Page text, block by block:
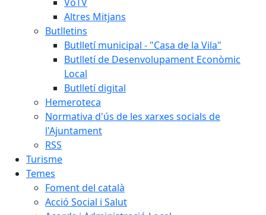
Altres Mitjans
Butlletins
Butlletí municipal - "Casa de la Vila"
Butlletí de Desenvolupament Econòmic
Local
Butlletí digital
Hemeroteca
Normativa d'ús de les xarxes socials de
l'Ajuntament
RSS
Turisme
Temes
Foment del català
Acció Social i Salut